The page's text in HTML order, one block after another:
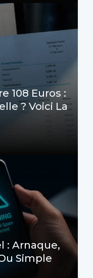
108 Euros :
? Voici La
: Arnaque,
Simple